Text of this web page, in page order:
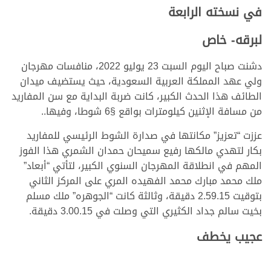
في نسخته الرابعة
لبرقه- خاص
دشنت صباح اليوم السبت 23 يوليو 2022، منافسات مهرجان
ولي عهد المملكة العربية السعودية، حيث يستضيف ميدان
الطائف هذا الحدث الكبير، كانت ضربة البداية مع سن المفاريد
من مسافة الإثنين كيلومترات بواقع §6 شوطا، وفيها..
عززت “تعزيز” مكانتها في صدارة الشوط الرئيسي للمفاريد
بكار لتهدي مالكها رفيع سميحان حمدان الشمري هذا الفوز
المهم في انطلاقة المهرجان السنوي الكبير، لتأتي “أبعاد”
ملك محمد مبارك محمد الفهيده المري على المركز الثاني
بتوقيت 2.59.15 دقيقة، وثالثة كانت “الجوهره” ملك مسلم
بخيت سالم جداد الكثيري التي وصلت في 3.00.15 دقيقة.
عجيب يخطف